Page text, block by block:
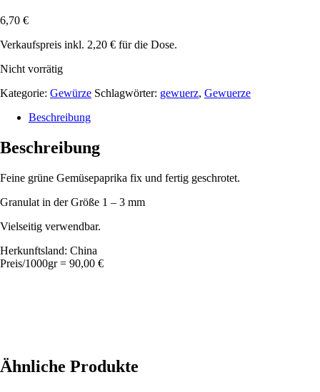
6,70 €
Verkaufspreis inkl. 2,20 € für die Dose.
Nicht vorrätig
Kategorie: Gewürze Schlagwörter: gewuerz, Gewuerze
Beschreibung
Beschreibung
Feine grüne Gemüsepaprika fix und fertig geschrotet.
Granulat in der Größe 1 – 3 mm
Vielseitig verwendbar.
Herkunftsland: China
Preis/1000gr = 90,00 €
Ähnliche Produkte